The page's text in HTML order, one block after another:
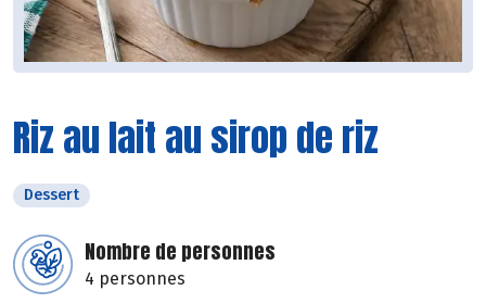
Riz au lait au sirop de riz
Dessert
Nombre de personnes
4 personnes